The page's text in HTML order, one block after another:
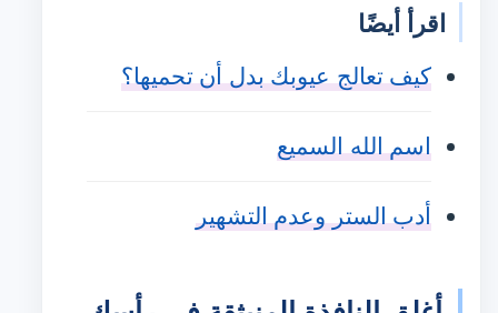
اقرأ أيضًا
كيف تعالج عيوبك بدل أن تحميها؟
اسم الله السميع
أدب الستر وعدم التشهير